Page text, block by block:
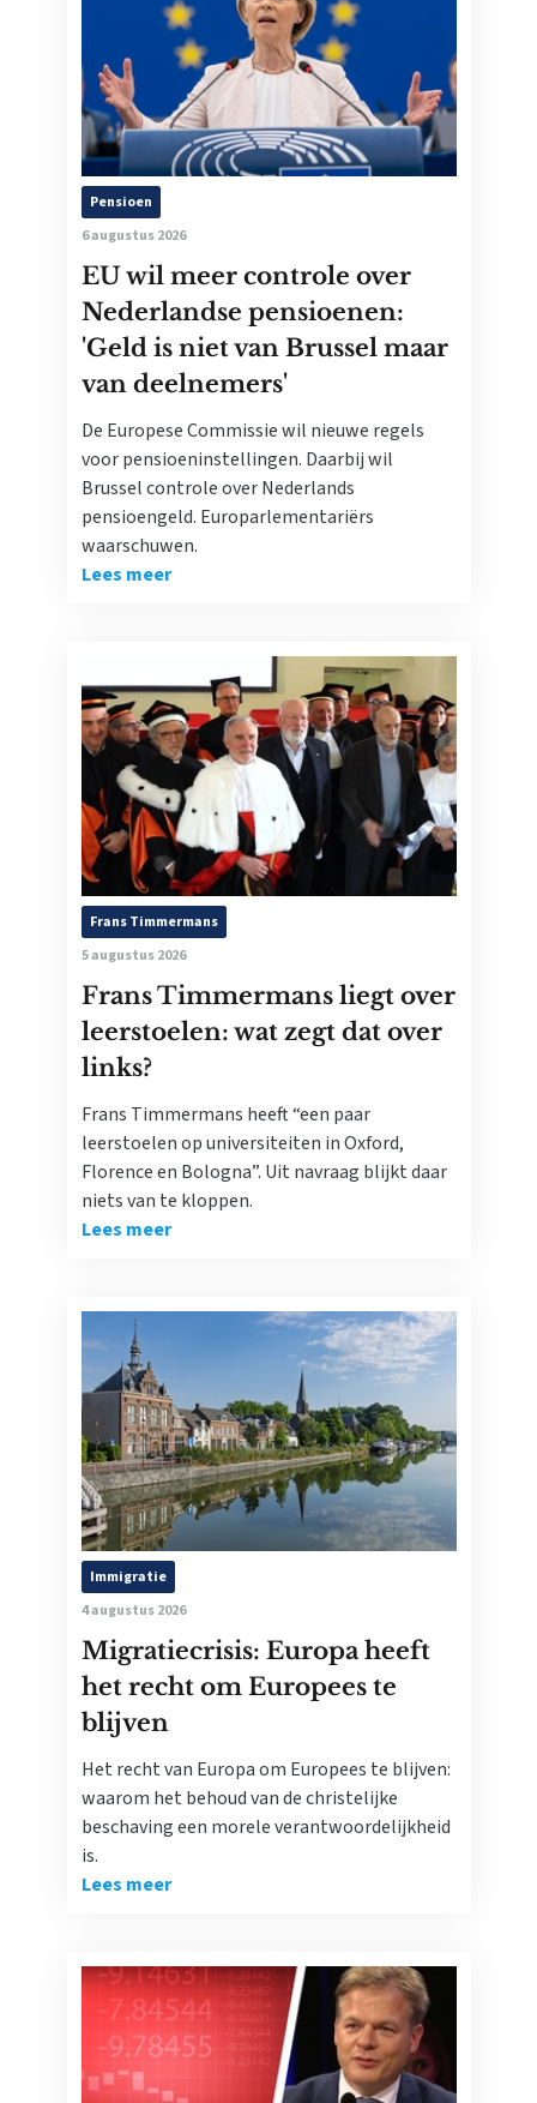
Pensioen
6 augustus 2026
EU wil meer controle over
Nederlandse pensioenen:
'Geld is niet van Brussel maar
van deelnemers'
De Europese Commissie wil nieuwe regels
voor pensioeninstellingen. Daarbij wil
Brussel controle over Nederlands
pensioengeld. Europarlementariërs
waarschuwen.
Lees meer
Frans Timmermans
5 augustus 2026
Frans Timmermans liegt over
leerstoelen: wat zegt dat over
links?
Frans Timmermans heeft “een paar
leerstoelen op universiteiten in Oxford,
Florence en Bologna”. Uit navraag blijkt daar
niets van te kloppen.
Lees meer
Immigratie
4 augustus 2026
Migratiecrisis: Europa heeft
het recht om Europees te
blijven
Het recht van Europa om Europees te blijven:
waarom het behoud van de christelijke
beschaving een morele verantwoordelijkheid
is.
Lees meer